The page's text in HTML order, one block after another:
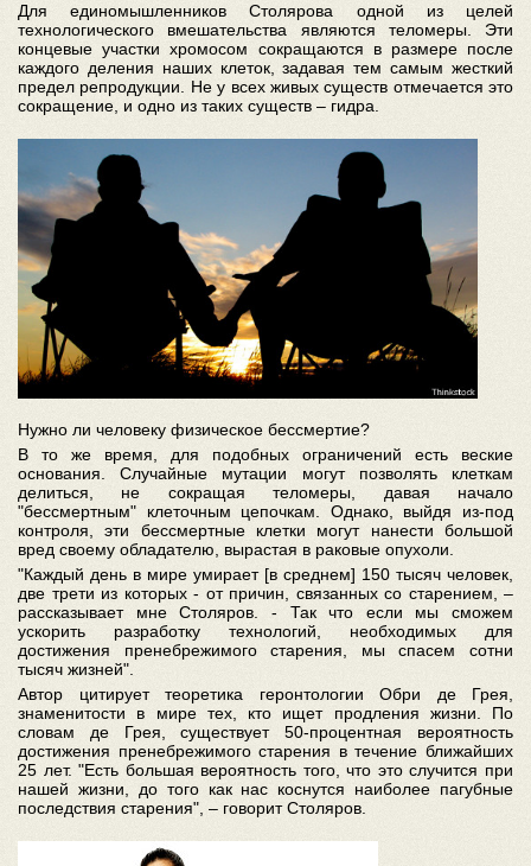
Для единомышленников Столярова одной из целей
технологического вмешательства являются теломеры. Эти
концевые участки хромосом сокращаются в размере после
каждого деления наших клеток, задавая тем самым жесткий
предел репродукции. Не у всех живых существ отмечается это
сокращение, и одно из таких существ – гидра.
Нужно ли человеку физическое бессмертие?
В то же время, для подобных ограничений есть веские
основания. Случайные мутации могут позволять клеткам
делиться, не сокращая теломеры, давая начало
"бессмертным" клеточным цепочкам. Однако, выйдя из-под
контроля, эти бессмертные клетки могут нанести большой
вред своему обладателю, вырастая в раковые опухоли.
"Каждый день в мире умирает [в среднем] 150 тысяч человек,
две трети из которых - от причин, связанных со старением, –
рассказывает мне Столяров. - Так что если мы сможем
ускорить разработку технологий, необходимых для
достижения пренебрежимого старения, мы спасем сотни
тысяч жизней".
Автор цитирует теоретика геронтологии Обри де Грея,
знаменитости в мире тех, кто ищет продления жизни. По
словам де Грея, существует 50-процентная вероятность
достижения пренебрежимого старения в течение ближайших
25 лет. "Есть большая вероятность того, что это случится при
нашей жизни, до того как нас коснутся наиболее пагубные
последствия старения", – говорит Столяров.